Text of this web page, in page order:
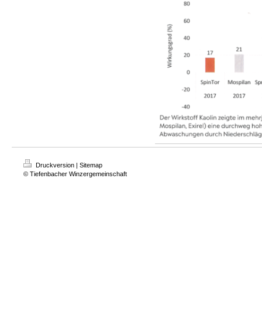
Druckversion | Sitemap
© Tiefenbacher Winzergemeinschaft